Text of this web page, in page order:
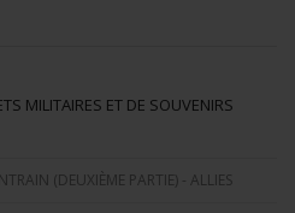
MILITAIRES ET DE SOUVENIRS
(DEUXIÈME PARTIE) - ALLIES